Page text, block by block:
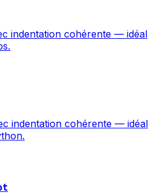
indentation cohérente — idéal
indentation cohérente — idéal